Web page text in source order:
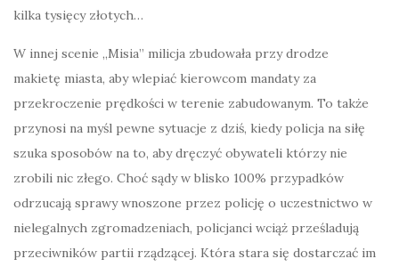
kilka tysięcy złotych…
W innej scenie „Misia” milicja zbudowała przy drodze
makietę miasta, aby wlepiać kierowcom mandaty za
przekroczenie prędkości w terenie zabudowanym. To także
przynosi na myśl pewne sytuacje z dziś, kiedy policja na siłę
szuka sposobów na to, aby dręczyć obywateli którzy nie
zrobili nic złego. Choć sądy w blisko 100% przypadków
odrzucają sprawy wnoszone przez policję o uczestnictwo w
nielegalnych zgromadzeniach, policjanci wciąż prześladują
przeciwników partii rządzącej. Która stara się dostarczać im